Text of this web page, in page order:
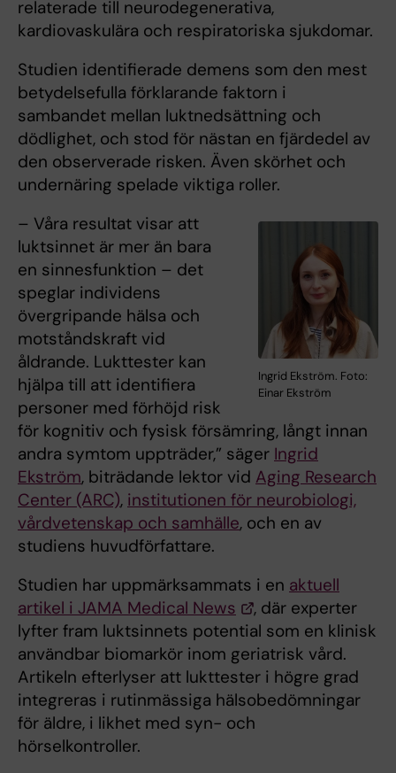
relaterade till neurodegenerativa,
kardiovaskulära och respiratoriska sjukdomar.
Studien identifierade demens som den mest
betydelsefulla förklarande faktorn i
sambandet mellan luktnedsättning och
dödlighet, och stod för nästan en fjärdedel av
den observerade risken. Även skörhet och
undernäring spelade viktiga roller.
Ingrid Ekström. Foto:
Einar Ekström
– Våra resultat visar att
luktsinnet är mer än bara
en sinnesfunktion – det
speglar individens
övergripande hälsa och
motståndskraft vid
åldrande. Lukttester kan
hjälpa till att identifiera
personer med förhöjd risk
för kognitiv och fysisk försämring, långt innan
andra symtom uppträder,” säger Ingrid
Ekström, biträdande lektor vid Aging Research
Center (ARC), institutionen för neurobiologi,
vårdvetenskap och samhälle, och en av
studiens huvudförfattare.
Studien har uppmärksammats i en aktuell
artikel i JAMA Medical News
, där experter
lyfter fram luktsinnets potential som en klinisk
användbar biomarkör inom geriatrisk vård.
Artikeln efterlyser att lukttester i högre grad
integreras i rutinmässiga hälsobedömningar
för äldre, i likhet med syn- och
hörselkontroller.